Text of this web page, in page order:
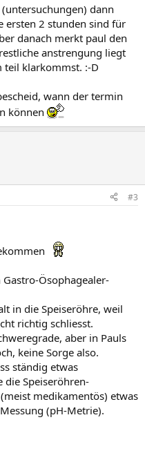
dann
ersten 2 stunden sind für
danach merkt paul den
anstrengung liegt
teil klarkommst. :-D
wann der termin
können
#3
Gastro-Ösophagealer-
in die Speiseröhre, weil
richtig schliesst.
aber in Pauls
keine Sorge also.
ständig etwas
die Speiseröhren-
medikamentös) etwas
(pH-Metrie).